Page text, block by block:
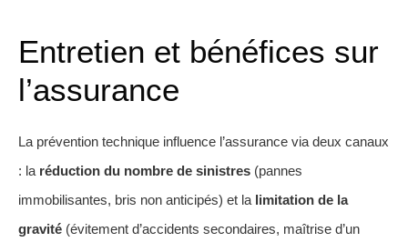
Entretien et bénéfices sur
l’assurance
La prévention technique influence l’assurance via deux canaux
: la réduction du nombre de sinistres (pannes
immobilisantes, bris non anticipés) et la limitation de la
gravité (évitement d’accidents secondaires, maîtrise d’un